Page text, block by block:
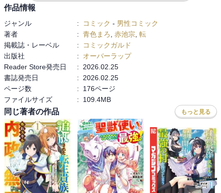
作品情報
ジャンル : コミック - 男性コミック
著者
: 青色まろ 赤池宗 転
掲載誌・レーベル
:
コミックガルド
出版社
:
オーバーラップ
Reader Store発売日
:
2026.02.25
書誌発売日
:
2026.02.25
ページ数
:
176ページ
ファイルサイズ
: 109.4MB
同じ著者の作品 もっと見る